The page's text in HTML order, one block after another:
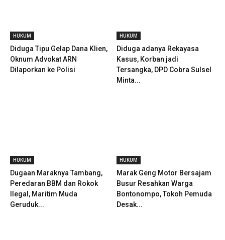
HUKUM
Diduga Tipu Gelap Dana Klien,
Oknum Advokat ARN
Dilaporkan ke Polisi
HUKUM
Diduga adanya Rekayasa
Kasus, Korban jadi
Tersangka, DPD Cobra Sulsel
Minta...
HUKUM
Dugaan Maraknya Tambang,
Peredaran BBM dan Rokok
Ilegal, Maritim Muda
Geruduk...
HUKUM
Marak Geng Motor Bersajam
Busur Resahkan Warga
Bontonompo, Tokoh Pemuda
Desak...